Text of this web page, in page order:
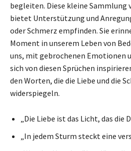
begleiten. Diese kleine
bietet Unterstützung und
oder Schmerz empfinden. Sie
Moment in unserem Leben von
uns, mit gebrochenen Emotionen
sich von diesen Sprüchen
den Worten, die die Liebe und die
widerspiegeln.
„Die Liebe ist das Licht, das die
„In jedem Sturm steckt eine